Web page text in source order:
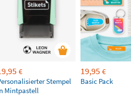
€
Stempel
Mintpastell
19,95 €
Basic Pack